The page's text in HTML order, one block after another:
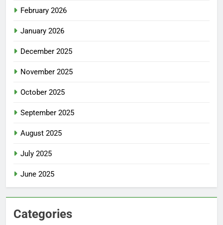
February 2026
January 2026
December 2025
November 2025
October 2025
September 2025
August 2025
July 2025
June 2025
Categories